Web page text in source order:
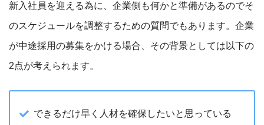
新入社員を迎える為に、企業側も何かと準備があるのでそ
のスケジュールを調整するための質問でもあります。企業
が中途採用の募集をかける場合、その背景としては以下の
2点が考えられます。
できるだけ早く人材を確保したいと思っている